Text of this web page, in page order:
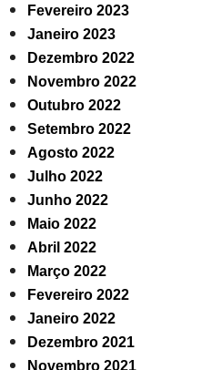
Fevereiro 2023
Janeiro 2023
Dezembro 2022
Novembro 2022
Outubro 2022
Setembro 2022
Agosto 2022
Julho 2022
Junho 2022
Maio 2022
Abril 2022
Março 2022
Fevereiro 2022
Janeiro 2022
Dezembro 2021
Novembro 2021